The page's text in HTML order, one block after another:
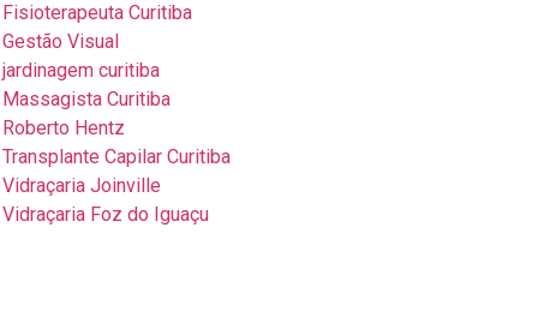
Fisioterapeuta Curitiba
Gestão Visual
jardinagem curitiba
Massagista Curitiba
Roberto Hentz
Transplante Capilar Curitiba
Vidraçaria Joinville
Vidraçaria Foz do Iguaçu